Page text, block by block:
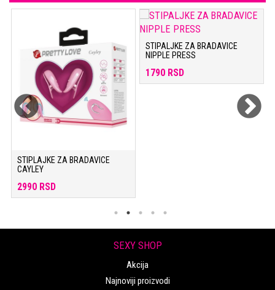
STIPLAJKE ZA BRADAVICE
CAYLEY
2990 RSD
STIPALJKE ZA BRADAVICE
NIPPLE PRESS
1790 RSD
SEXY SHOP
Akcija
Najnoviji proizvodi